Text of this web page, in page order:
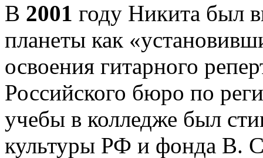
В 2001 году Никита был
планеты как
освоения гитарного
Российского бюро по
учебы в колледже был
культуры РФ и фонда В.